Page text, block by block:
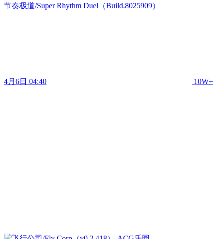
节奏极道/Super Rhythm Duel（Build.8025909）
4月6日 04:40 10W+